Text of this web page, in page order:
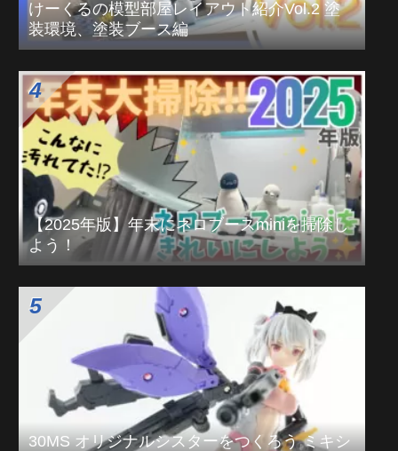
けーくるの模型部屋レイアウト紹介Vol.2 塗
装環境、塗装ブース編
【2025年版】年末にネロブースminiを掃除し
よう！
30MS オリジナルシスターをつくろう ミキシ